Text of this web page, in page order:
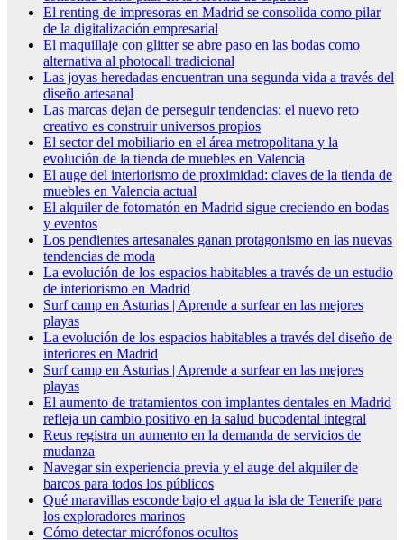
El renting de impresoras en Madrid se consolida como pilar
de la digitalización empresarial
El maquillaje con glitter se abre paso en las bodas como
alternativa al photocall tradicional
Las joyas heredadas encuentran una segunda vida a través del
diseño artesanal
Las marcas dejan de perseguir tendencias: el nuevo reto
creativo es construir universos propios
El sector del mobiliario en el área metropolitana y la
evolución de la tienda de muebles en Valencia
El auge del interiorismo de proximidad: claves de la tienda de
muebles en Valencia actual
El alquiler de fotomatón en Madrid sigue creciendo en bodas
y eventos
Los pendientes artesanales ganan protagonismo en las nuevas
tendencias de moda
La evolución de los espacios habitables a través de un estudio
de interiorismo en Madrid
Surf camp en Asturias | Aprende a surfear en las mejores
playas
La evolución de los espacios habitables a través del diseño de
interiores en Madrid
Surf camp en Asturias | Aprende a surfear en las mejores
playas
El aumento de tratamientos con implantes dentales en Madrid
refleja un cambio positivo en la salud bucodental integral
Reus registra un aumento en la demanda de servicios de
mudanza
Navegar sin experiencia previa y el auge del alquiler de
barcos para todos los públicos
Qué maravillas esconde bajo el agua la isla de Tenerife para
los exploradores marinos
Cómo detectar micrófonos ocultos